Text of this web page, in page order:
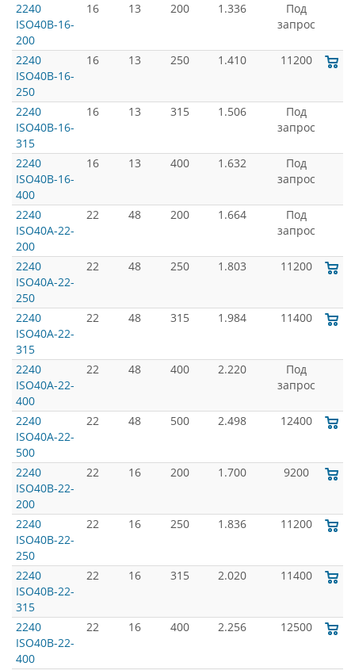
2240
ISO40B-16-
200
16 13 200 1.336
Под
запрос
2240
ISO40B-16-
250
16 13 250 1.410 11200
2240
ISO40B-16-
315
16 13 315 1.506
Под
запрос
2240
ISO40B-16-
400
16 13 400 1.632
Под
запрос
2240
ISO40A-22-
200
22 48 200 1.664
Под
запрос
2240
ISO40A-22-
250
22 48 250 1.803 11200
2240
ISO40A-22-
315
22 48 315 1.984 11400
2240
ISO40A-22-
400
22 48 400 2.220
Под
запрос
2240
ISO40A-22-
500
22 48 500 2.498 12400
2240
ISO40B-22-
200
22 16 200 1.700 9200
2240
ISO40B-22-
250
22 16 250 1.836 11200
2240
ISO40B-22-
315
22 16 315 2.020 11400
2240
ISO40B-22-
400
22 16 400 2.256 12500